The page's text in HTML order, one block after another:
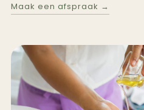
Maak een afspraak →